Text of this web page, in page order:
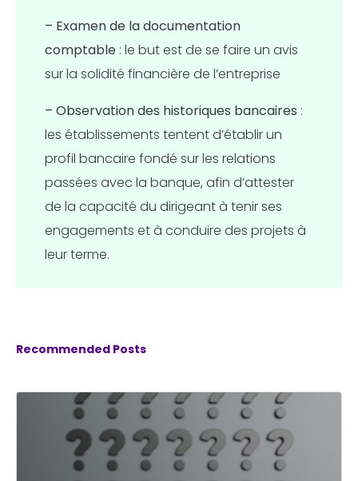
– Examen de la documentation
comptable : le but est de se faire un avis
sur la solidité financière de l’entreprise
– Observation des historiques bancaires :
les établissements tentent d’établir un
profil bancaire fondé sur les relations
passées avec la banque, afin d’attester
de la capacité du dirigeant à tenir ses
engagements et à conduire des projets à
leur terme.
Recommended Posts